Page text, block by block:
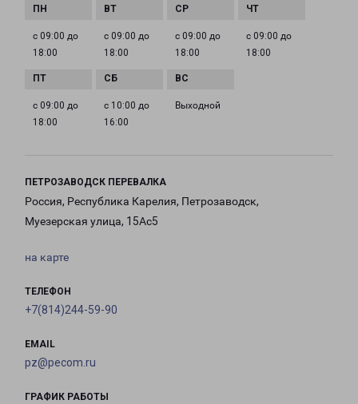
с 09:00 до
18:00
с 09:00 до
18:00
с 09:00 до
18:00
с 09:00 до
18:00
с 09:00 до
18:00
с 10:00 до
16:00
Выходной
ПЕТРОЗАВОДСК ПЕРЕВАЛКА
Россия, Республика Карелия, Петрозаводск,
Муезерская улица, 15Ас5
на карте
ТЕЛЕФОН
+7(814)244-59-90
EMAIL
pz@pecom.ru
ГРАФИК РАБОТЫ